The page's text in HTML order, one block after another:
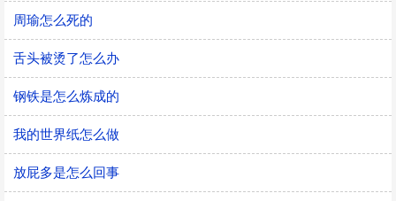
周瑜怎么死的
舌头被烫了怎么办
钢铁是怎么炼成的
我的世界纸怎么做
放屁多是怎么回事